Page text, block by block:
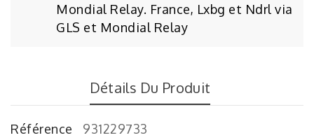
Mondial Relay. France, Lxbg et Ndrl via
GLS et Mondial Relay
Détails Du Produit
Référence
931229733